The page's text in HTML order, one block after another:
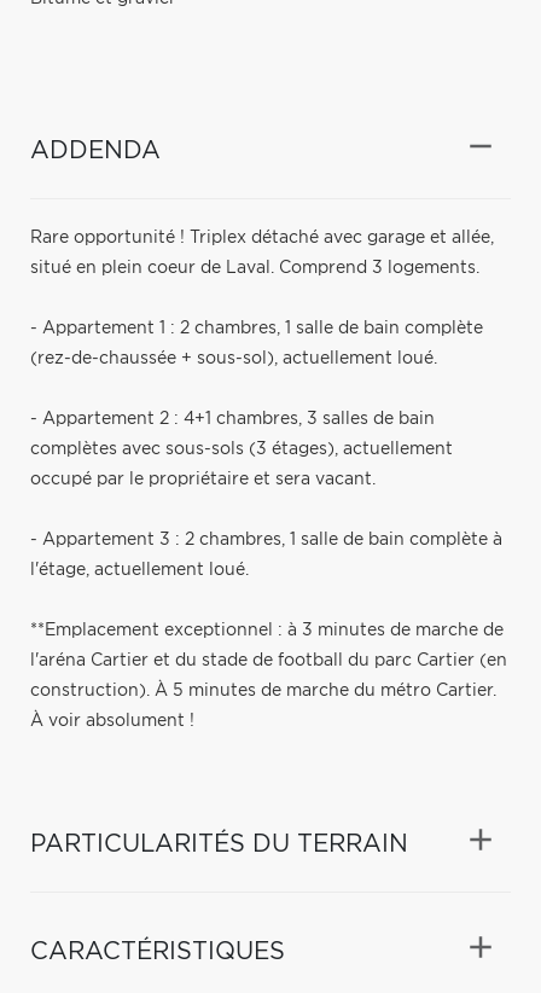
ADDENDA
Rare opportunité ! Triplex détaché avec garage et allée,
situé en plein coeur de Laval. Comprend 3 logements.
- Appartement 1 : 2 chambres, 1 salle de bain complète
(rez-de-chaussée + sous-sol), actuellement loué.
- Appartement 2 : 4+1 chambres, 3 salles de bain
complètes avec sous-sols (3 étages), actuellement
occupé par le propriétaire et sera vacant.
- Appartement 3 : 2 chambres, 1 salle de bain complète à
l'étage, actuellement loué.
**Emplacement exceptionnel : à 3 minutes de marche de
l'aréna Cartier et du stade de football du parc Cartier (en
construction). À 5 minutes de marche du métro Cartier.
À voir absolument !
PARTICULARITÉS DU TERRAIN
CARACTÉRISTIQUES